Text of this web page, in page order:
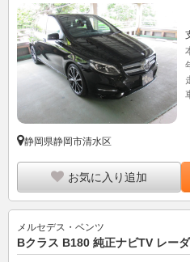
静岡県静岡市清水区
お気に入り追加
メルセデス・ベンツ
Bクラス B180 純正ナビTV レー